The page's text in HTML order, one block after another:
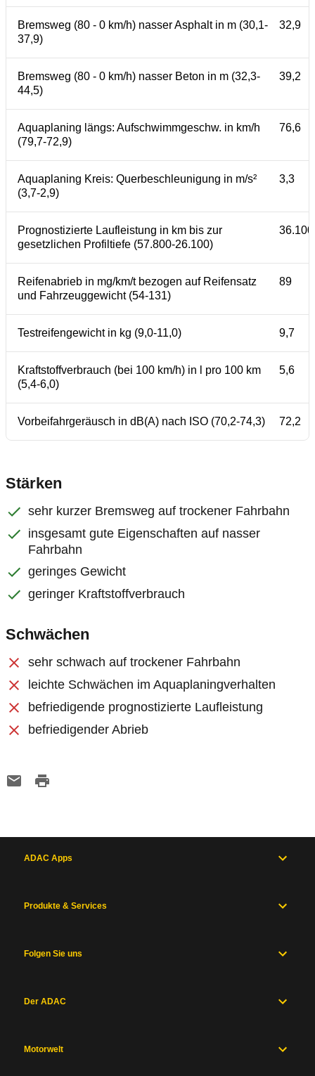
Bremsweg (80 - 0 km/h) nasser Asphalt in m (30,1-
37,9)
32,9
Bremsweg (80 - 0 km/h) nasser Beton in m (32,3-
44,5)
39,2
Aquaplaning längs: Aufschwimmgeschw. in km/h
(79,7-72,9)
76,6
Aquaplaning Kreis: Querbeschleunigung in m/s²
(3,7-2,9)
3,3
Prognostizierte Laufleistung in km bis zur
gesetzlichen Profiltiefe (57.800-26.100)
36.100
Reifenabrieb in mg/km/t bezogen auf Reifensatz
und Fahrzeuggewicht (54-131)
89
Testreifengewicht in kg (9,0-11,0) 9,7
Kraftstoffverbrauch (bei 100 km/h) in l pro 100 km
(5,4-6,0)
5,6
Vorbeifahrgeräusch in dB(A) nach ISO (70,2-74,3) 72,2
Stärken
sehr kurzer Bremsweg auf trockener Fahrbahn
insgesamt gute Eigenschaften auf nasser
Fahrbahn
geringes Gewicht
geringer Kraftstoffverbrauch
Schwächen
sehr schwach auf trockener Fahrbahn
leichte Schwächen im Aquaplaningverhalten
befriedigende prognostizierte Laufleistung
befriedigender Abrieb
ADAC Apps
Produkte & Services
Folgen Sie uns
Der ADAC
Motorwelt